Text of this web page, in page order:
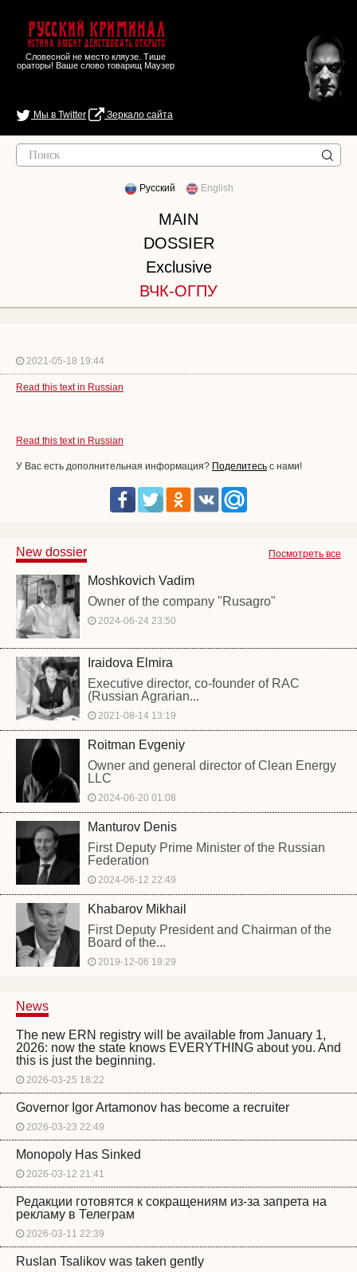
Русский Криминал
Истина любит действовать открыто
Словесной не место кляузе. Тише
ораторы! Ваше слово товарищ Маузер
Мы в Twitter Зеркало сайта
Русский English
MAIN
DOSSIER
Exclusive
ВЧК-ОГПУ
2021-05-18 19:44
Read this text in Russian
Read this text in Russian
У Вас есть дополнительная информация? Поделитесь с нами!
Посмотреть все
New dossier
Moshkovich Vadim
Owner of the company "Rusagro"
2024-06-24 23:50
Iraidova Elmira
Executive director, co-founder of RAC
(Russian Agrarian...
2021-08-14 13:19
Roitman Evgeniy
Owner and general director of Clean Energy
LLC
2024-06-20 01:08
Manturov Denis
First Deputy Prime Minister of the Russian
Federation
2024-06-12 22:49
Khabarov Mikhail
First Deputy President and Chairman of the
Board of the...
2019-12-06 19:29
News
The new ERN registry will be available from January 1,
2026: now the state knows EVERYTHING about you. And
this is just the beginning.
2026-03-25 18:22
Governor Igor Artamonov has become a recruiter
2026-03-23 22:49
Monopoly Has Sinked
2026-03-12 21:41
Редакции готовятся к сокращениям из-за запрета на
рекламу в Телеграм
2026-03-11 22:39
Ruslan Tsalikov was taken gently